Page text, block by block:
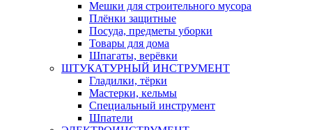
Мешки для строительного мусора
Плёнки защитные
Посуда, предметы уборки
Товары для дома
Шпагаты, верёвки
ШТУКАТУРНЫЙ ИНСТРУМЕНТ
Гладилки, тёрки
Мастерки, кельмы
Специальный инструмент
Шпатели